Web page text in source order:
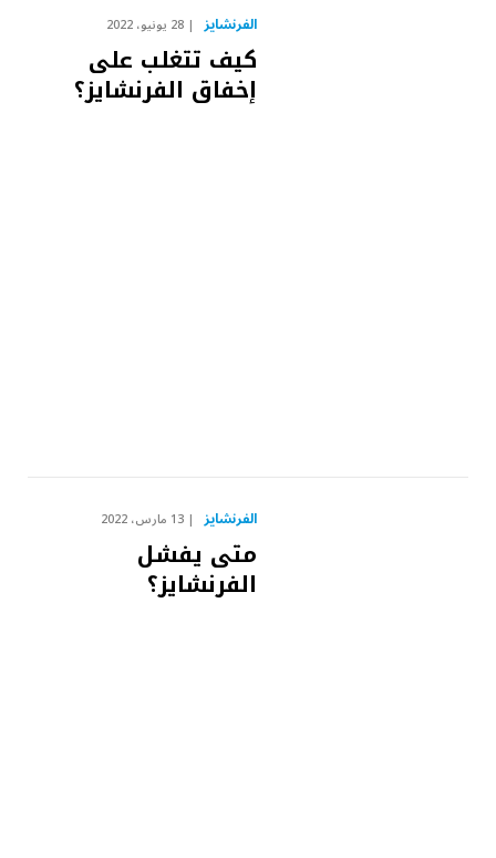
الفرنشايز 28 يونيو، 2022
كيف تتغلب على
إخفاق الفرنشايز؟
الفرنشايز 13 مارس، 2022
متى يفشل
الفرنشايز؟